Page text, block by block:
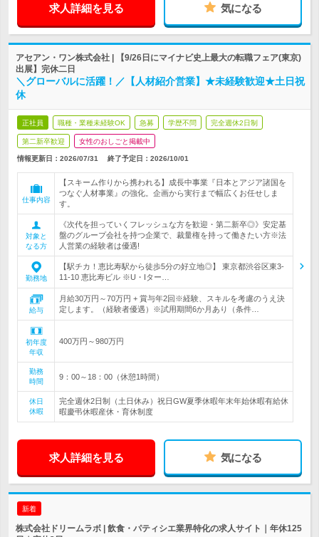
求人詳細を見る 気になる
アセアン・ワン株式会社 | 【9/26日にマイナビ史上最大の転職フェア(東京)
出展】完休二日
＼グローバルに活躍！／【人材紹介営業】★未経験歓迎★土日祝
休
正社員 職種・業種未経験OK 急募 学歴不問 完全週休2日制
第二新卒歓迎 女性のおしごと掲載中
情報更新日：2026/07/31 終了予定日： 2026/10/01
仕事内容
【スキーム作りから携われる】成長中事業『日本とアジア諸国を
つなぐ人材事業』の強化。企画から実行まで幅広くお任せしま
す。
対象と
なる方
《次代を担っていくフレッシュな方を歓迎・第二新卒◎》安定基
盤のグループ会社を持つ企業で、裁量権を持って働きたい方※法
人営業の経験者は優遇!
勤務地
【駅チカ！恵比寿駅から徒歩5分の好立地◎】 東京都渋谷区東3-
11-10 恵比寿ビル ※U・Iター…
給与
月給30万円～70万円 + 賞与年2回※経験、スキルを考慮のうえ決
定します。（経験者優遇）※試用期間6か月あり（条件…
初年度
年収
400万円～980万円
勤務
時間
9：00～18：00（休憩1時間）
休日
休暇
完全週休2日制（土日休み）祝日GW夏季休暇年末年始休暇有給休
暇慶弔休暇産休・育休制度
求人詳細を見る 気になる
新着
株式会社ドリームラボ | 飲食・パティシエ業界特化の求人サイト｜年休125